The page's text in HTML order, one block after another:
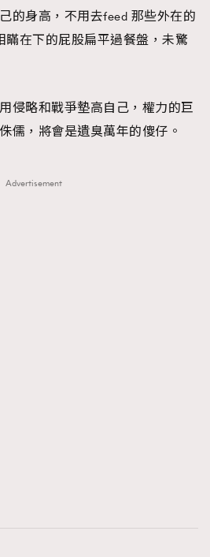
的身高，不用去feed 那些外在的
瞞在下的屁股扁平過餐盤，未驚
侵略和戰爭墊高自己，權力的巨
儒，將會是遺臭萬年的傻仔。
Advertisement